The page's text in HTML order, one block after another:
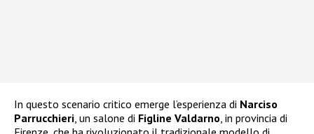
In questo scenario critico emerge l’esperienza di Narciso
Parrucchieri, un salone di Figline Valdarno, in provincia di